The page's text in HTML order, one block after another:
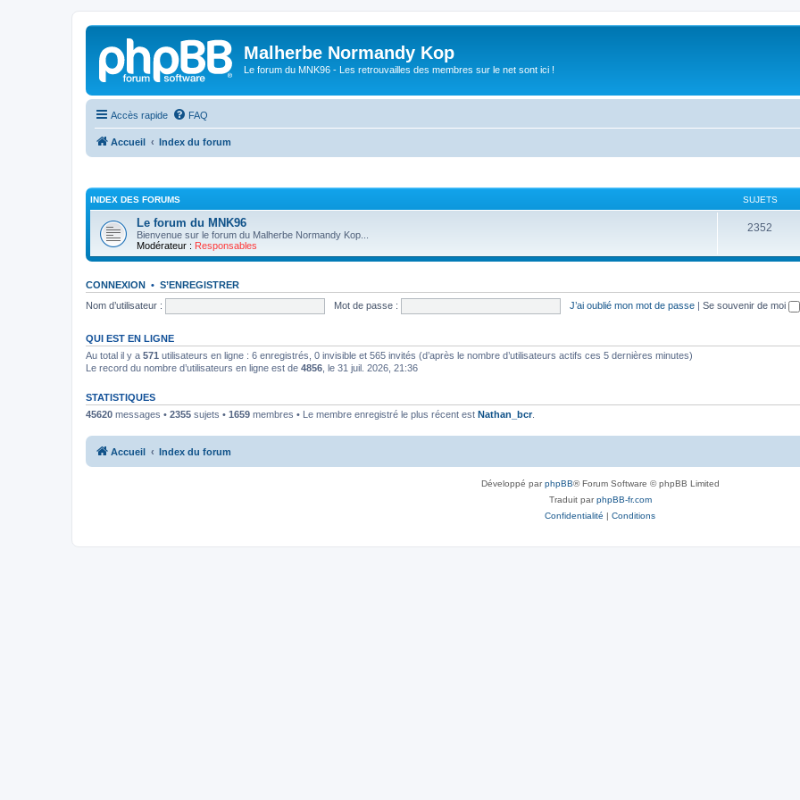
Malherbe Normandy Kop
Le forum du MNK96 - Les retrouvailles des membres sur le net sont ici !
Accès rapide FAQ
Accueil Index du forum
INDEX DES FORUMS SUJETS
Le forum du MNK96
Bienvenue sur le forum du Malherbe Normandy Kop...
Modérateur : Responsables
2352
CONNEXION • S’ENREGISTRER
Nom d’utilisateur :
Mot de passe : J’ai oublié mon mot de passe | Se souvenir de moi
QUI EST EN LIGNE
Au total il y a 571 utilisateurs en ligne : 6 enregistrés, 0 invisible et 565 invités (d’après le nombre d’utilisateurs actifs ces 5 dernières minutes)
Le record du nombre d’utilisateurs en ligne est de 4856 , le 31 juil. 2026, 21:36
STATISTIQUES
45620 messages • 2355 sujets • 1659 membres • Le membre enregistré le plus récent est Nathan_bcr.
Accueil Index du forum
Développé parphpBB® Forum Software © phpBB Limited
Traduit parphpBB-fr.com
Confidentialité | Conditions